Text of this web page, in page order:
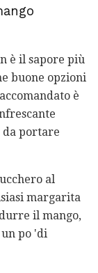
è il sapore più
buone opzioni
è
da portare
al
margarita
il mango,
po 'di